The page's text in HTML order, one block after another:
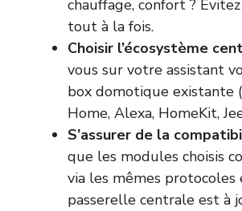
chauffage, confort ?
tout à la fois.
Choisir l’écosystème
vous sur votre assistant
box domotique existante
Home, Alexa, HomeKit,
S’assurer de la
que les modules choisis
via les mêmes
passerelle centrale est à